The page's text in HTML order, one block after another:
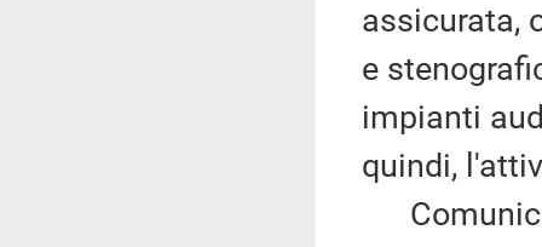
assicurata,
e
impianti
quindi,